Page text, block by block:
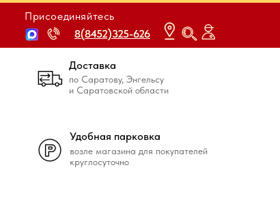
8(8452)325-626
8(8452)325-626
Присоединяйтесь
возле магазина для покупателей
круглосуточно
Удобная парковка
по Саратову, Энгельсу
и Саратовской области
Доставка